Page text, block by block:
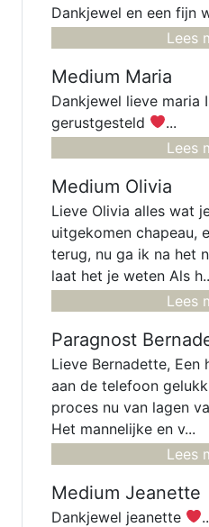
Dankjewel en een fijn
Lees
Medium Maria
Dankjewel lieve maria
gerustgesteld
...
Lees
Medium Olivia
Lieve Olivia alles wat
uitgekomen chapeau,
terug, nu ga ik na het
laat het je weten Als
Lees
Paragnost
Lieve Bernadette,
aan de telefoon
proces nu van lagen
Het mannelijke en v...
Lees
Medium Jeanette
Dankjewel jeanette